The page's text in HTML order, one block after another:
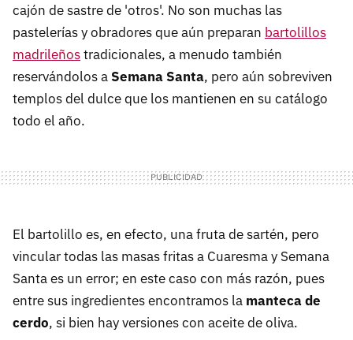
cajón de sastre de 'otros'. No son muchas las
pastelerías y obradores que aún preparan bartolillos
madrileñostradicionales, a menudo también
reservándolos a Semana Santa, pero aún sobreviven
templos del dulce que los mantienen en su catálogo
todo el año.
El bartolillo es, en efecto, una fruta de sartén, pero
vincular todas las masas fritas a Cuaresma y Semana
Santa es un error; en este caso con más razón, pues
entre sus ingredientes encontramos la manteca de
cerdo, si bien hay versiones con aceite de oliva.